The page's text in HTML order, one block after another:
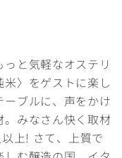
と気軽なオステリ
〉をゲストに楽し
ブルに、声をかけ
みなさん快く取材
上! さて、上質で